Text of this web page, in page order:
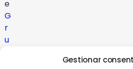
Gestionar
e
G
r
u